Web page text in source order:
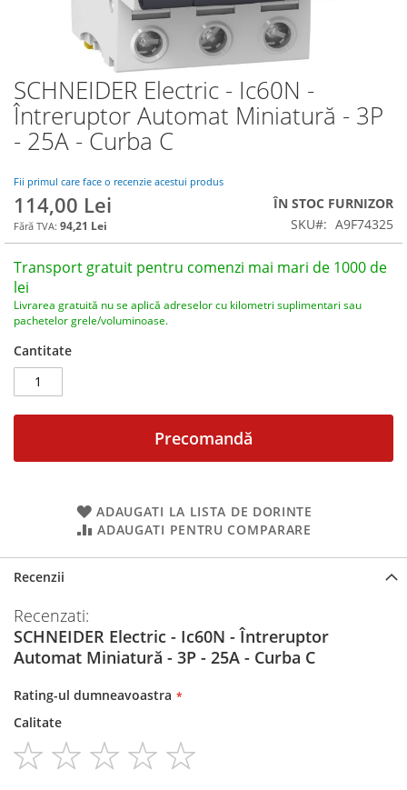
SCHNEIDER Electric - Ic60N -
Întreruptor Automat Miniatură - 3P
- 25A - Curba C
Fii primul care face o recenzie acestui produs
114,00 Lei
94,21 Lei
ÎN STOC FURNIZOR
SKU
A9F74325
Transport gratuit pentru comenzi mai mari de 1000 de
lei
Livrarea gratuită nu se aplică adreselor cu kilometri suplimentari sau
pachetelor grele/voluminoase.
Cantitate
Precomandă
ADAUGATI LA LISTA DE DORINTE
ADAUGATI PENTRU COMPARARE
Skip
to
the
beginning
the
images
gallery
Recenzii
Recenzati:
SCHNEIDER Electric - Ic60N - Întreruptor
Automat Miniatură - 3P - 25A - Curba C
Rating-ul dumneavoastra
Calitate